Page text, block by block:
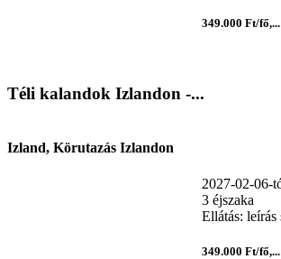
349.000 Ft/fő,...
Téli kalandok Izlandon -...
Izland, Körutazás Izlandon
2027-02-06-
3 éjszaka
Ellátás: leírás
349.000 Ft/fő,...